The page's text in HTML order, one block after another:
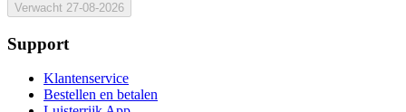
Verwacht 27-08-2026
Support
Klantenservice
Bestellen en betalen